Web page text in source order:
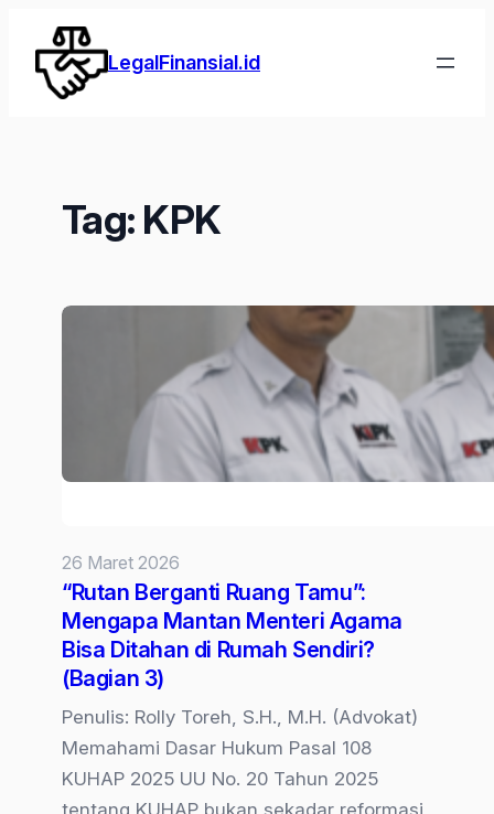
Lewati
konten
LegalFinansial.id
Tag: KPK
26 Maret 2026
“Rutan Berganti Ruang Tamu”:
Mengapa Mantan Menteri Agama
Bisa Ditahan di Rumah Sendiri?
(Bagian 3)
Penulis: Rolly Toreh, S.H., M.H. (Advokat)
Memahami Dasar Hukum Pasal 108
KUHAP 2025 UU No. 20 Tahun 2025